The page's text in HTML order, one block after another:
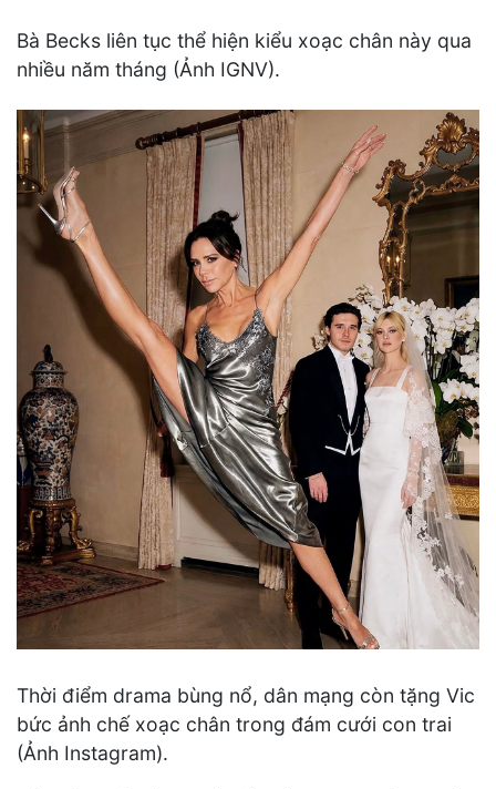
Bà Becks liên tục thể hiện kiểu xoạc chân này qua
nhiều năm tháng (Ảnh IGNV).
Thời điểm drama bùng nổ, dân mạng còn tặng Vic
bức ảnh chế xoạc chân trong đám cưới con trai
(Ảnh Instagram).